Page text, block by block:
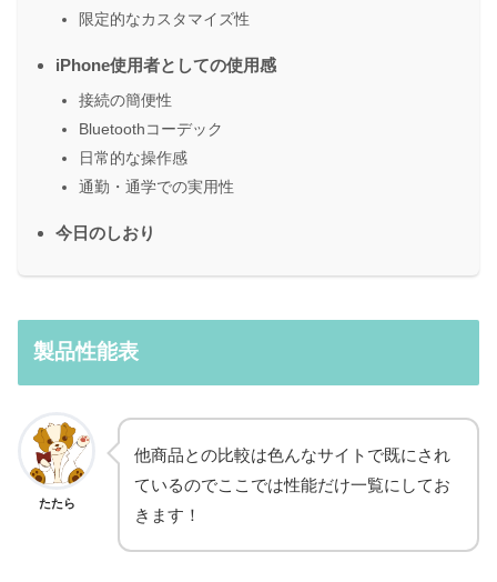
限定的なカスタマイズ性
iPhone使用者としての使用感
接続の簡便性
Bluetoothコーデック
日常的な操作感
通勤・通学での実用性
今日のしおり
製品性能表
たたら
他商品との比較は色んなサイトで既にされ
ているのでここでは性能だけ一覧にしてお
きます！